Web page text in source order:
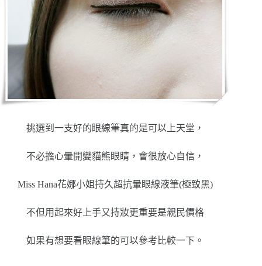
挑選到一支好的眼線筆真的是可以上天堂，
不必擔心暈開變貓熊眼睛，會很放心自信，
Miss Hana花娜小姐持久超抗暈眼線液筆(極致黑)
不但用起來好上手又持妝更重要是親民價格
如果有想要看眼線筆的可以參考比較一下。